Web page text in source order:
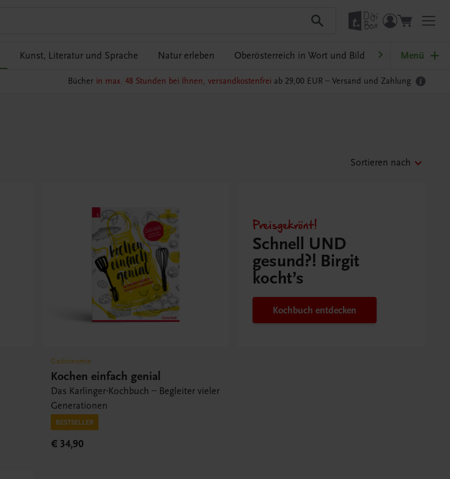
Kunst, Literatur und Sprache Natur erleben Oberösterreich in Wort und Bild Ratgeber
Menü
Bücher in max. 48 Stunden bei Ihnen, versandkostenfrei ab 29,00 EUR – Versand und Zahlung
Sortieren nach
Gastronomie
Kochen einfach genial
Das Karlinger-Kochbuch – Begleiter vieler
Generationen
BESTSELLER
€ 34,90
Preisgekrönt!
Schnell UND
gesund?! Birgit
kocht’s
Kochbuch entdecken